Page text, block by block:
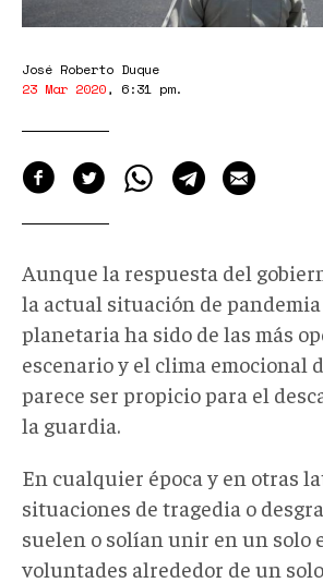
José Roberto Duque
23 Mar 2020, 6:31 pm.
Aunque la respuesta del
la actual situación de
planetaria ha sido de las más
escenario y el clima emocional
parece ser propicio para el
la guardia.
En cualquier época y en otras
situaciones de tragedia o
suelen o solían unir en un solo
voluntades alrededor de un